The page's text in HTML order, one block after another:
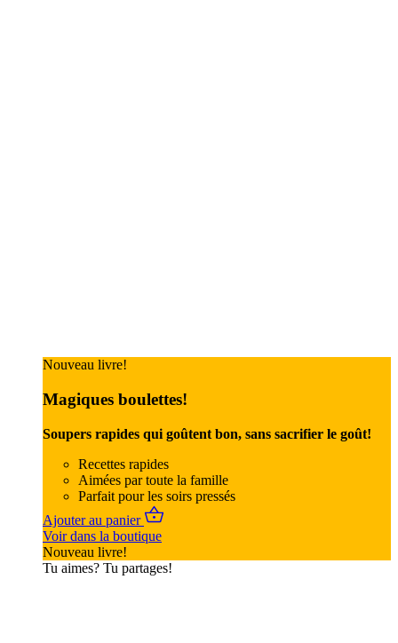
Nouveau livre!
Magiques boulettes!
Soupers rapides qui goûtent bon, sans sacrifier le goût!
Recettes rapides
Aimées par toute la famille
Parfait pour les soirs pressés
Ajouter au panier
Voir dans la boutique
Nouveau livre!
Tu aimes? Tu partages!